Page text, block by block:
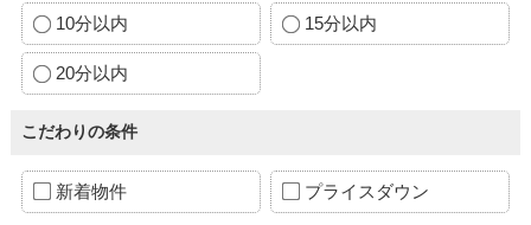
10分以内 15分以内
20分以内
こだわりの条件
新着物件 プライスダウン